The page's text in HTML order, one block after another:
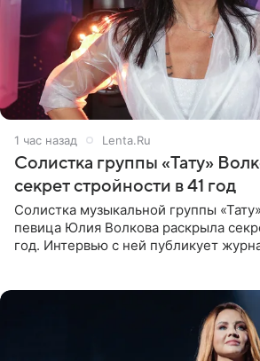
1 час назад Lenta.Ru
Солистка группы «Тату»
секрет стройности в 41 год
Солистка музыкальной группы
певица Юлия Волкова раскрыла
год. Интервью с ней публикует